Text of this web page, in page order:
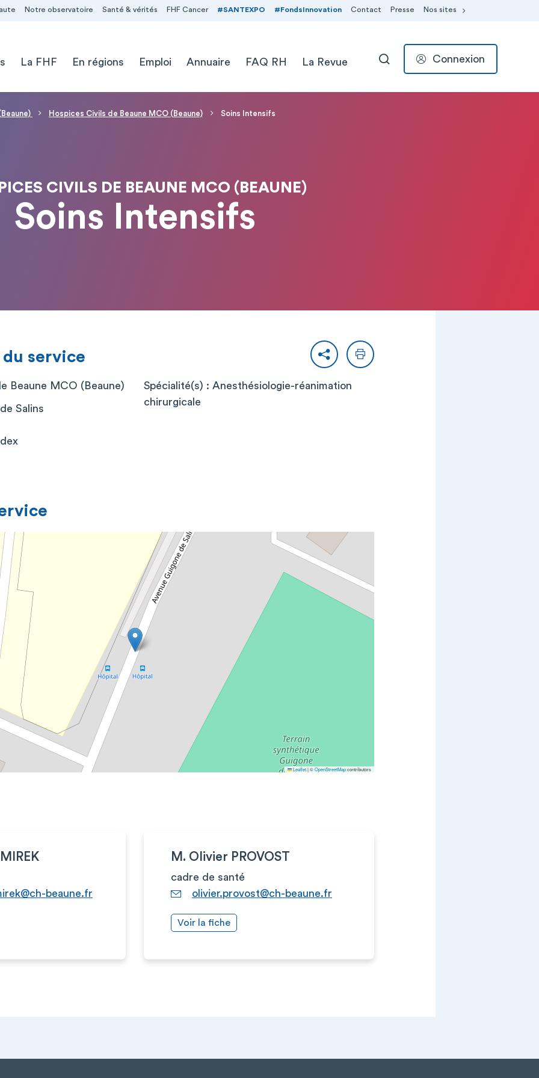
Notre observatoire Santé & vérités FHF Cancer #SANTEXPO #FondsInnovation Contact Presse Nos sites
La FHF En régions Emploi Annuaire FAQ RH La Revue RECHERCHER
Connexion
Hospices Civils de Beaune MCO (Beaune) Soins Intensifs
CIVILS DE BEAUNE MCO (BEAUNE)
Soins Intensifs
PartagerImprimer
service
Beaune MCO (Beaune)
Salins
Spécialité(s) : Anesthésiologie-réanimation
chirurgicale
Leaflet|©OpenStreetMapcontributors
beaune.fr
M. Olivier PROVOST
cadre de santé
olivier.provost@ch-beaune.fr
Voir la fiche